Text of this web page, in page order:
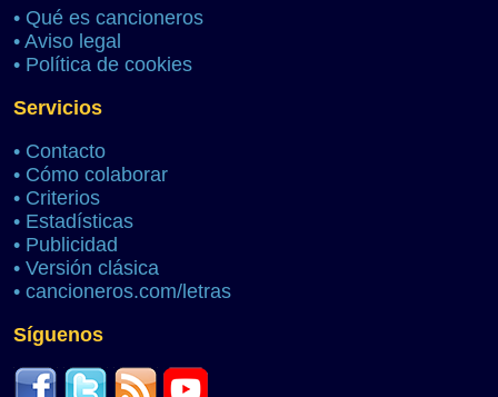
• Qué es cancioneros
• Aviso legal
• Política de cookies
Servicios
• Contacto
• Cómo colaborar
• Criterios
• Estadísticas
• Publicidad
• Versión clásica
• cancioneros.com/letras
Síguenos